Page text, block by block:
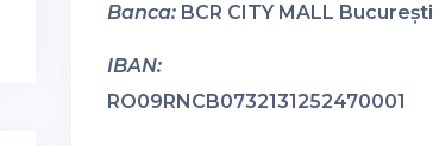
Banca: BCR CITY MALL București
IBAN:
RO09RNCB0732131252470001